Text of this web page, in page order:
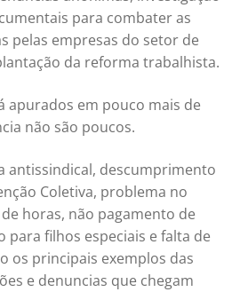
para combater as
pelas empresas do setor de
da reforma trabalhista.
apurados em pouco mais de
não são poucos.
antissindical, descumprimento
Coletiva, problema no
horas, não pagamento de
para filhos especiais e falta de
os principais exemplos das
e denuncias que chegam